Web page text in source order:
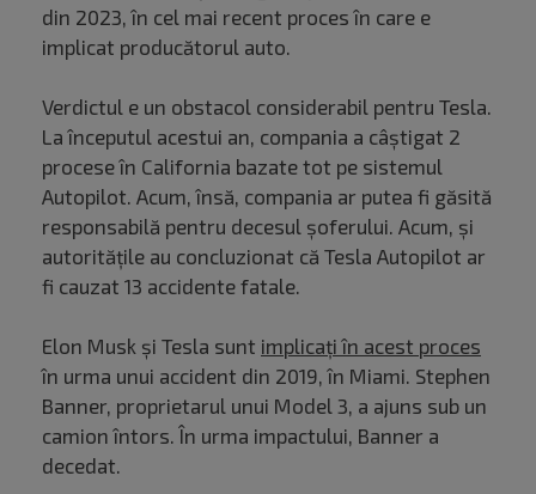
din 2023, în cel mai recent proces în care e
implicat producătorul auto.
Verdictul e un obstacol considerabil pentru Tesla.
La începutul acestui an, compania a câștigat 2
procese în California bazate tot pe sistemul
Autopilot. Acum, însă, compania ar putea fi găsită
responsabilă pentru decesul șoferului. Acum, și
autoritățile au concluzionat că Tesla Autopilot ar
fi cauzat 13 accidente fatale.
Elon Musk și Tesla sunt implicați în acest proces
în urma unui accident din 2019, în Miami. Stephen
Banner, proprietarul unui Model 3, a ajuns sub un
camion întors. În urma impactului, Banner a
decedat.